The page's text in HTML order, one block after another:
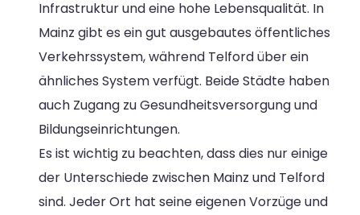
Infrastruktur und eine hohe Lebensqualität. In
Mainz gibt es ein gut ausgebautes öffentliches
Verkehrssystem, während Telford über ein
ähnliches System verfügt. Beide Städte haben
auch Zugang zu Gesundheitsversorgung und
Bildungseinrichtungen.
Es ist wichtig zu beachten, dass dies nur einige
der Unterschiede zwischen Mainz und Telford
sind. Jeder Ort hat seine eigenen Vorzüge und